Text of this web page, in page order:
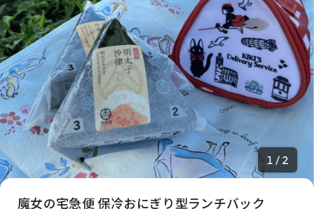
1 / 2
魔女の宅急便 保冷おにぎり型ランチバック